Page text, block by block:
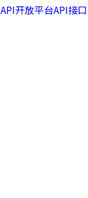
API开放平台API接